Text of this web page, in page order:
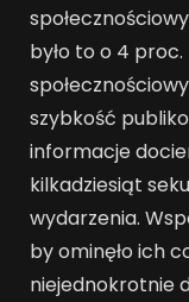
było to o 4
szybkość
informacje
kilkadziesiąt
wydarzenia.
by ominęło ich
niejednokrotnie